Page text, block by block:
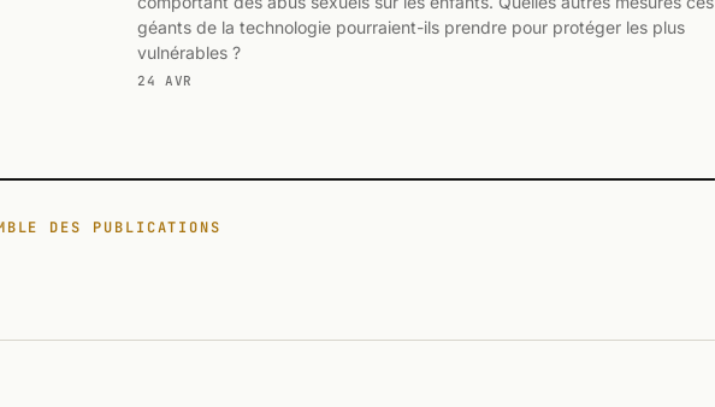
géants de la technologie pourraient-ils prendre pour protéger les plus
vulnérables ?
24 AVR
DES PUBLICATIONS